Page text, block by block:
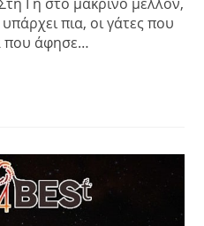
πια, οι γάτες που
που άφησε…